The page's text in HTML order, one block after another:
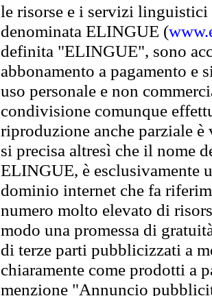
le risorse e i servizi
denominata ELINGUE (
definita "ELINGUE", sono
abbonamento a pagamento e
uso personale e non
condivisione comunque
riproduzione anche parziale è
si precisa altresì che il nome
ELINGUE, è esclusivamente
dominio internet che fa
numero molto elevato di
modo una promessa di
di terze parti pubblicizzati a
chiaramente come prodotti a
menzione "Annuncio